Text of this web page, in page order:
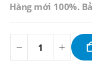
Hàng mới 100%.